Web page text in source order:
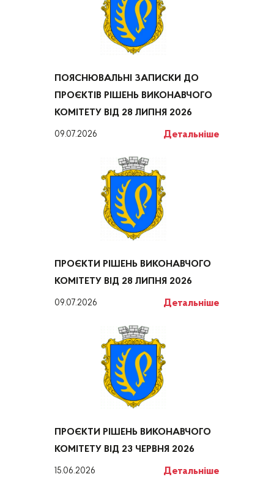
ПОЯСНЮВАЛЬНІ ЗАПИСКИ ДО
ПРОЄКТІВ РІШЕНЬ ВИКОНАВЧОГО
КОМІТЕТУ ВІД 28 ЛИПНЯ 2026
09.07.2026 Детальніше
ПРОЄКТИ РІШЕНЬ ВИКОНАВЧОГО
КОМІТЕТУ ВІД 28 ЛИПНЯ 2026
09.07.2026 Детальніше
ПРОЄКТИ РІШЕНЬ ВИКОНАВЧОГО
КОМІТЕТУ ВІД 23 ЧЕРВНЯ 2026
15.06.2026 Детальніше